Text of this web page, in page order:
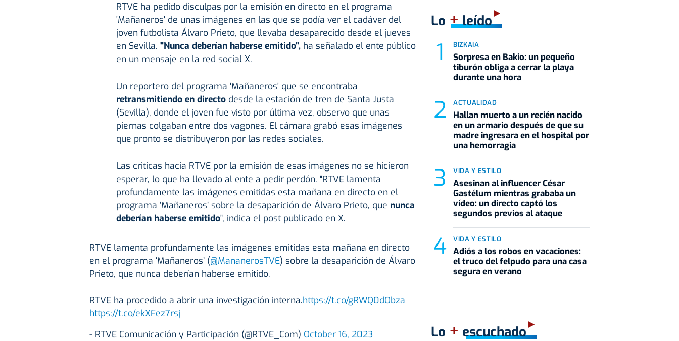
RTVE ha pedido disculpas por la emisión en directo en el programa
'Mañaneros' de unas imágenes en las que se podía ver el cadáver del
joven futbolista Álvaro Prieto, que llevaba desaparecido desde el jueves
en Sevilla. "Nunca deberían haberse emitido",ha señalado el ente público
en un mensaje en la red social X.
Un reportero del programa 'Mañaneros' que se encontraba
retransmitiendo en directodesde la estación de tren de Santa Justa
(Sevilla), donde el joven fue visto por última vez, observo que unas
piernas colgaban entre dos vagones. El cámara grabó esas imágenes
que pronto se distribuyeron por las redes sociales.
Las criticas hacia RTVE por la emisión de esas imágenes no se hicieron
esperar, lo que ha llevado al ente a pedir perdón. "RTVE lamenta
profundamente las imágenes emitidas esta mañana en directo en el
programa ‘Mañaneros’ sobre la desaparición de Álvaro Prieto, que nunca
deberían haberse emitido", indica el post publicado en X.
RTVE lamenta profundamente las imágenes emitidas esta mañana en directo
en el programa ‘Mañaneros’ (@MananerosTVE) sobre la desaparición de Álvaro
Prieto, que nunca deberían haberse emitido.
RTVE ha procedido a abrir una investigación interna.https://t.co/gRWQ0dObza
https://t.co/ekXFez7rsj
- RTVE Comunicación y Participación (@RTVE_Com) October 16, 2023
Lo +leído
BIZKAIA
Sorpresa en Bakio: un pequeño
tiburón obliga a cerrar la playa
durante una hora
ACTUALIDAD
Hallan muerto a un recién nacido
en un armario después de que su
madre ingresara en el hospital por
una hemorragia
VIDA Y ESTILO
Asesinan al influencer César
Gastélum mientras grababa un
vídeo: un directo captó los
segundos previos al ataque
VIDA Y ESTILO
Adiós a los robos en vacaciones:
el truco del felpudo para una casa
segura en verano
Lo + escuchado